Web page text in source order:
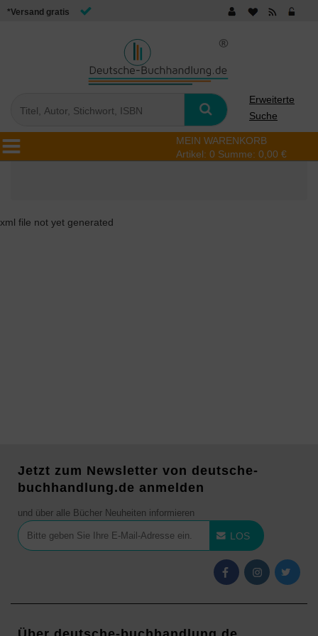
*Versand gratis
Erweiterte
Suche
MEIN WARENKORB
Artikel: 0 Summe: 0,00 €
xml file not yet generated
Jetzt zum Newsletter von deutsche-
buchhandlung.de anmelden
und über alle Bücher Neuheiten informieren
LOS